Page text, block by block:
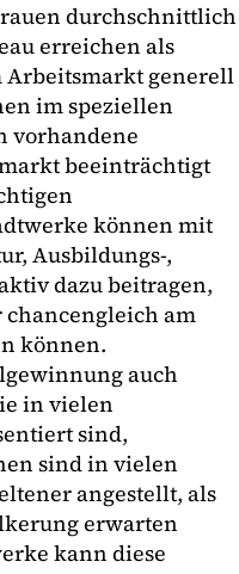
durchschnittlich
erreichen als
generell
im speziellen
vorhandene
beeinträchtigt
können mit
Ausbildungs-,
dazu beitragen,
chancengleich am
können.
auch
in vielen
sind,
sind in vielen
angestellt, als
erwarten
kann diese